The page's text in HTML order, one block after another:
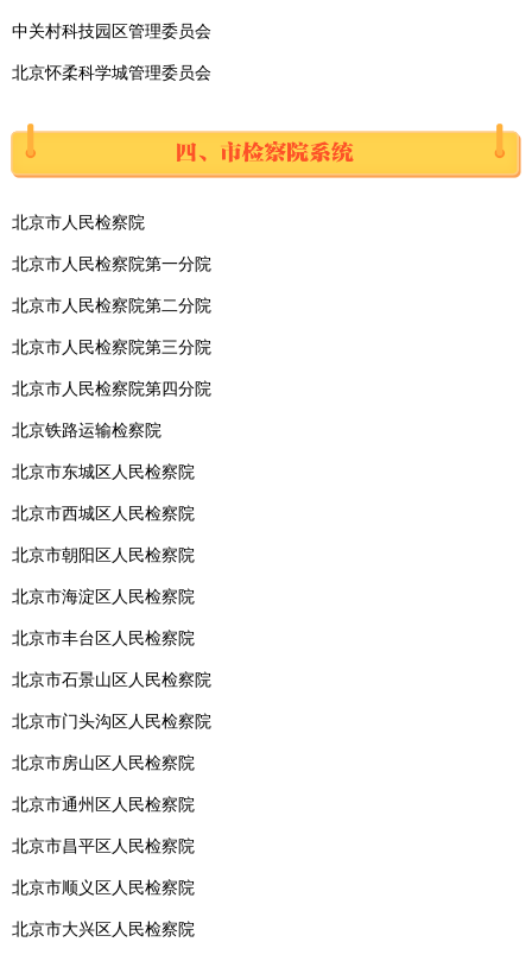
中关村科技园区管理委员会
北京怀柔科学城管理委员会
北京市人民检察院
北京市人民检察院第一分院
北京市人民检察院第二分院
北京市人民检察院第三分院
北京市人民检察院第四分院
北京铁路运输检察院
北京市东城区人民检察院
北京市西城区人民检察院
北京市朝阳区人民检察院
北京市海淀区人民检察院
北京市丰台区人民检察院
北京市石景山区人民检察院
北京市门头沟区人民检察院
北京市房山区人民检察院
北京市通州区人民检察院
北京市昌平区人民检察院
北京市顺义区人民检察院
北京市大兴区人民检察院